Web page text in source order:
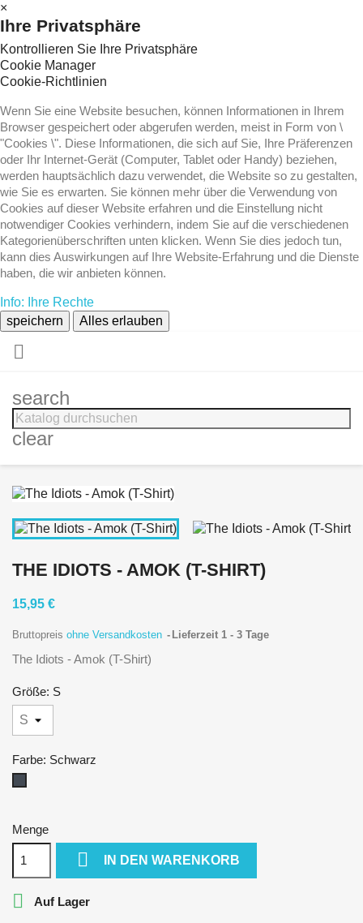
×
Ihre Privatsphäre
Kontrollieren Sie Ihre Privatsphäre
Cookie Manager
Cookie-Richtlinien
Wenn Sie eine Website besuchen, können Informationen in Ihrem
Browser gespeichert oder abgerufen werden, meist in Form von \
"Cookies \". Diese Informationen, die sich auf Sie, Ihre Präferenzen
oder Ihr Internet-Gerät (Computer, Tablet oder Handy) beziehen,
werden hauptsächlich dazu verwendet, die Website so zu gestalten,
wie Sie es erwarten. Sie können mehr über die Verwendung von
Cookies auf dieser Website erfahren und die Einstellung nicht
notwendiger Cookies verhindern, indem Sie auf die verschiedenen
Kategorienüberschriften unten klicken. Wenn Sie dies jedoch tun,
kann dies Auswirkungen auf Ihre Website-Erfahrung und die Dienste
haben, die wir anbieten können.
Info: Ihre Rechte
speichern
Alles erlauben

search
clear
THE IDIOTS - AMOK (T-SHIRT)
15,95 €
Bruttopreis ohne Versandkosten Lieferzeit 1 - 3 Tage
The Idiots - Amok (T-Shirt)
Größe: S
Farbe: Schwarz
Menge
 IN DEN WARENKORB
 Auf Lager